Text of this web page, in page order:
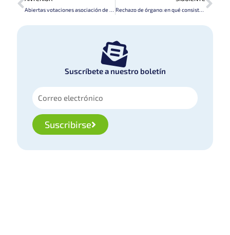
Abiertas votaciones asociación de usuarios Rechazo de órgano: en qué consiste y cuáles son los síntomas
Suscríbete a nuestro boletín
Suscribirse